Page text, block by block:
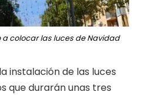
colocar las luces de Navidad
instalación de las luces
que durarán unas tres